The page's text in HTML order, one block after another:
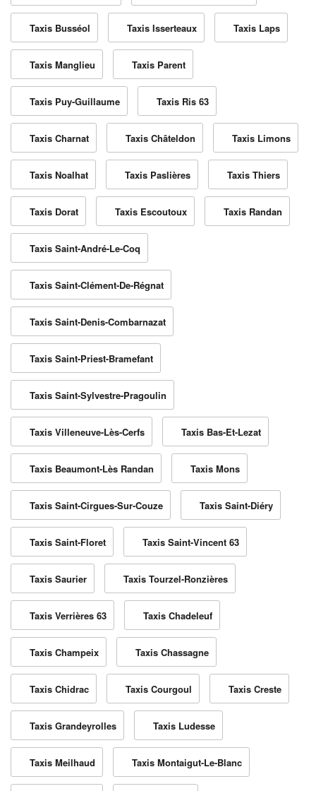
Taxis Busséol Taxis Isserteaux Taxis Laps
Taxis Manglieu Taxis Parent
Taxis Puy-Guillaume Taxis Ris 63
Taxis Charnat Taxis Châteldon Taxis Limons
Taxis Noalhat Taxis Paslières Taxis Thiers
Taxis Dorat Taxis Escoutoux Taxis Randan
Taxis Saint-André-Le-Coq
Taxis Saint-Clément-De-Régnat
Taxis Saint-Denis-Combarnazat
Taxis Saint-Priest-Bramefant
Taxis Saint-Sylvestre-Pragoulin
Taxis Villeneuve-Lès-Cerfs Taxis Bas-Et-Lezat
Taxis Beaumont-Lès Randan Taxis Mons
Taxis Saint-Cirgues-Sur-Couze Taxis Saint-Diéry
Taxis Saint-Floret Taxis Saint-Vincent 63
Taxis Saurier Taxis Tourzel-Ronzières
Taxis Verrières 63 Taxis Chadeleuf
Taxis Champeix Taxis Chassagne
Taxis Chidrac Taxis Courgoul Taxis Creste
Taxis Grandeyrolles Taxis Ludesse
Taxis Meilhaud Taxis Montaigut-Le-Blanc